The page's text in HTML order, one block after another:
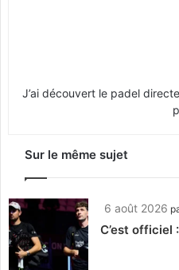
J’ai découvert le padel
Sur le même sujet
6 août 2026
C’est